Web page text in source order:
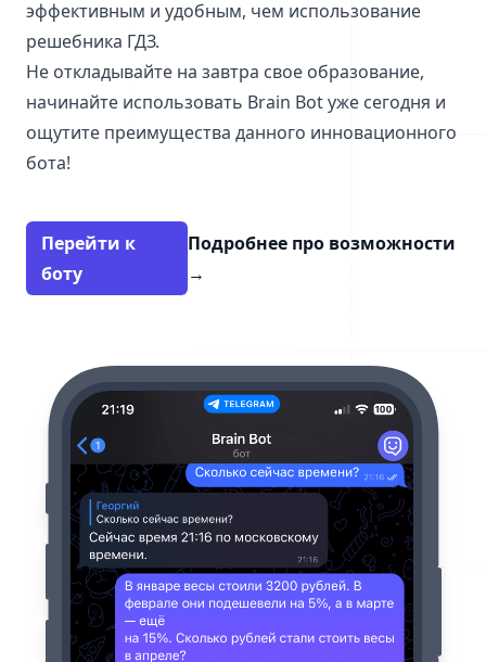
эффективным и удобным, чем использование
решебника ГДЗ.
Не откладывайте на завтра свое образование,
начинайте использовать Brain Bot уже сегодня и
ощутите преимущества данного инновационного
бота!
Перейти к
боту
Подробнее про возможности
→